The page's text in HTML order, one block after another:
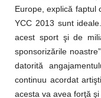
Europe, explică faptul
YCC 2013 sunt
acest sport şi de
sponsorizările
datorită
continuu acordat
acesta va avea forţă